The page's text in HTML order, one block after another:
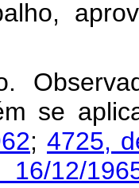
se
; 4725,
12/